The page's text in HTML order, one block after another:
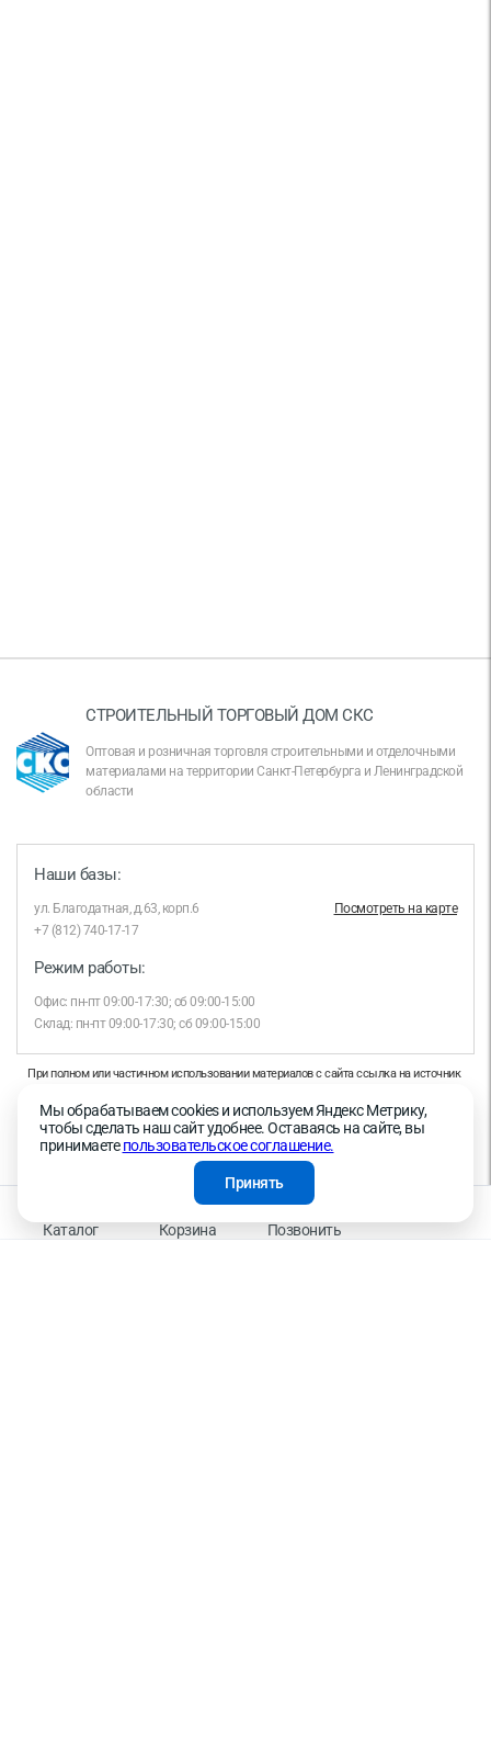
Каталог Корзина Позвонить
СТРОИТЕЛЬНЫЙ ТОРГОВЫЙ ДОМ СКС
Оптовая и розничная торговля строительными и отделочными
материалами на территории Санкт-Петербурга и Ленинградской
области
Наши базы:
ул. Благодатная, д.63, корп.6
Посмотреть на карте
+7 (812) 740-17-17
Режим работы:
Офис: пн-пт 09:00-17:30; сб 09:00-15:00
Склад: пн-пт 09:00-17:30; сб 09:00-15:00
При полном или частичном использовании материалов с сайта ссылка на источник
Продолжая работу с сайтом, вы даете согласие на использование сайтом cookies и
на обработку персональных данных в целях функционирования сайта, проведения
ретаргетинга, статистических исследований, улучшения сервиса и предоставления
релевантной рекламной информации на основе ваших предпочтений и интересов.
На информационном ресурсе применяются рекомендательные технологии —
Правила применения рекомендательных технологий
Мы обрабатываем cookies и используем Яндекс Метрику,
чтобы сделать наш сайт удобнее. Оставаясь на сайте, вы
принимаетепользовательское соглашение.
Принять